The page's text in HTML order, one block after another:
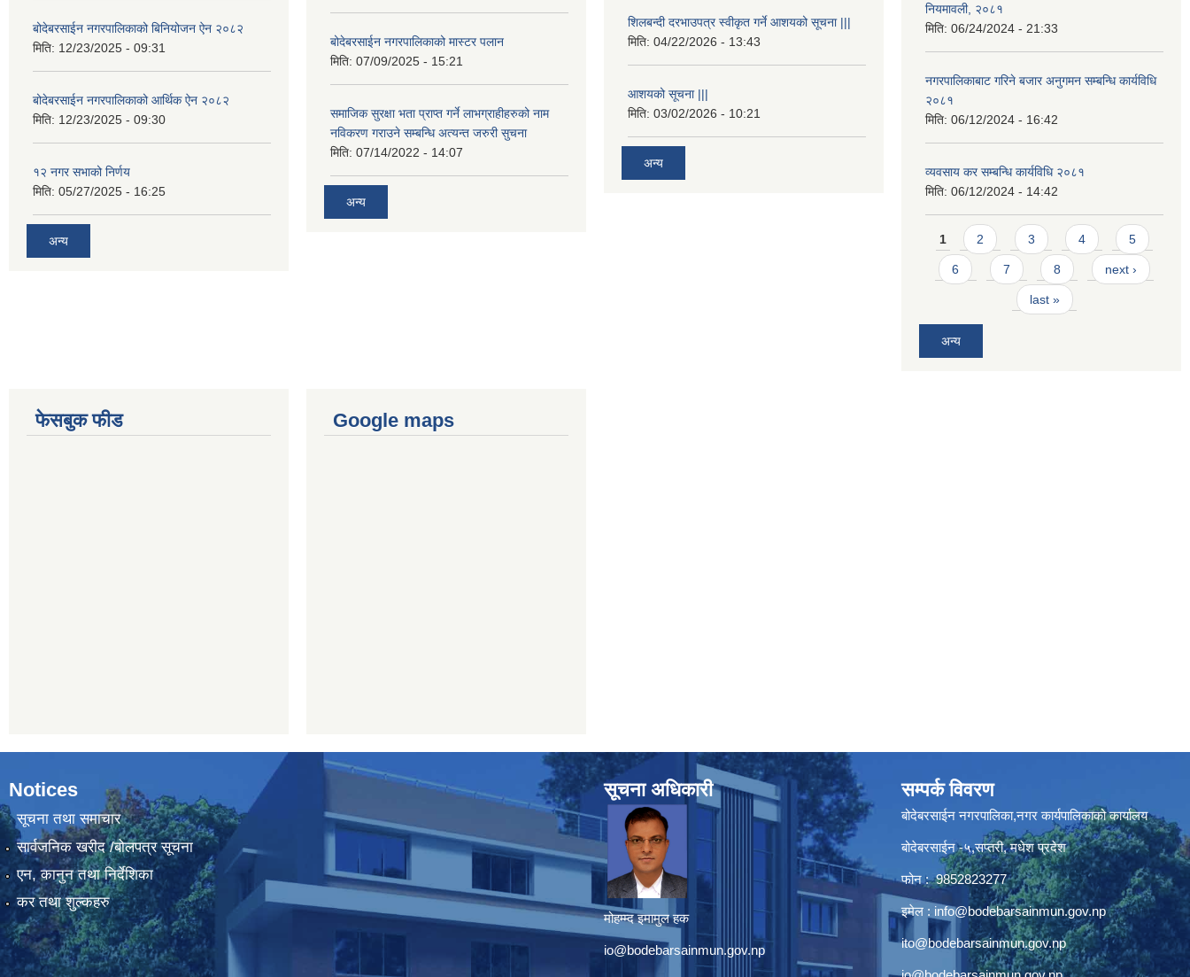
बोदेबरसाईन नगरपालिकाको बिनियोजन ऐन २०८२
मिति: 12/23/2025 - 09:31
बोदेबरसाईन नगरपालिकाको आर्थिक ऐन २०८२
मिति: 12/23/2025 - 09:30
१२ नगर सभाको निर्णय
मिति: 05/27/2025 - 16:25
अन्य
बोदेबरसाईन नगरपालिकाको मास्टर पलान
मिति: 07/09/2025 - 15:21
समाजिक सुरक्षा भता प्राप्त गर्ने लाभग्राहीहरुको नाम
नविकरण गराउने सम्बन्धि अत्यन्त जरुरी सुचना
मिति: 07/14/2022 - 14:07
अन्य
शिलबन्दी दरभाउपत्र स्वीकृत गर्ने आशयको सूचना |||
मिति: 04/22/2026 - 13:43
आशयको सूचना |||
मिति: 03/02/2026 - 10:21
अन्य
नियमावली, २०८१
मिति: 06/24/2024 - 21:33
नगरपालिकाबाट गरिने बजार अनुगमन सम्बन्धि कार्यविधि
२०८१
मिति: 06/12/2024 - 16:42
व्यवसाय कर सम्बन्धि कार्यविधि २०८१
मिति: 06/12/2024 - 14:42
Pages
1 2 3 4 5
6 7 8 next ›
last »
अन्य
फेसबुक फीड Google maps
Notices
सूचना तथा समाचार
सार्वजनिक खरीद /बोलपत्र सूचना
एन, कानुन तथा निर्देशिका
कर तथा शुल्कहरु
सूचना अधिकारी
मोहम्म्द इमामुल हक
io@bodebarsainmun.gov.np
सम्पर्क विवरण
बोदेबरसाईन नगरपालिका,नगर कार्यपालिकाको कार्यालय
बोदेबरसाईन -५,सप्तरी, मधेश प्रदेश
फोन : 9852823277
इमेल : info@bodebarsainmun.gov.np
ito@bodebarsainmun.gov.np